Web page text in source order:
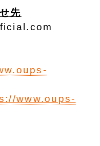
先
www.oups-